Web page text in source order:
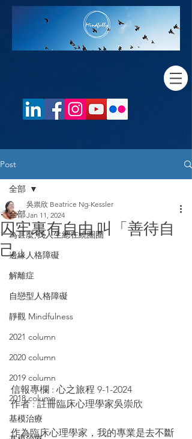
Post
全部
為甚麼,我人生總在繞圈圈
邊緣人格障礙
解離症
自戀型人格障礙
靜觀 Mindfulness
2021 column
2020 column
2019 column
2018 column
基模治療
全部
囚牢裏有自由 叫「善待自
己」
吳祟欣 Beatrice Ng-Kessler
Jan 11, 2024
信報專欄 : 心之旅程 9-1-2024
作者 : 註冊臨床心理學家吳崇欣
作為臨床心理學家，我的專業是去不斷